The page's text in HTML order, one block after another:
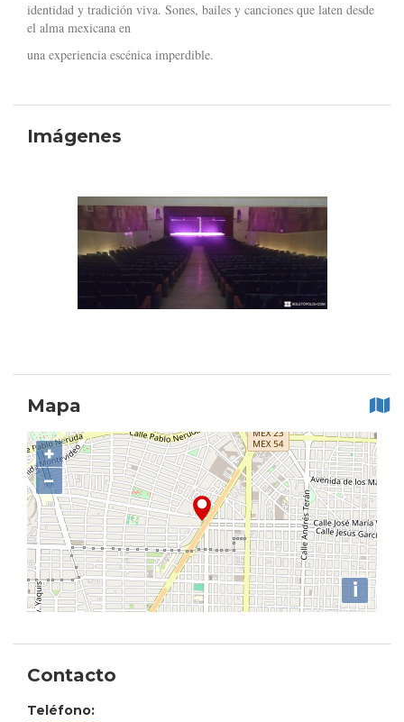
identidad y tradición viva. Sones, bailes y canciones que laten desde
el alma mexicana en
una experiencia escénica imperdible.
Imágenes
Mapa
+
−
i
Contacto
Teléfono: